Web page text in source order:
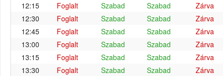
12:15
Foglalt Szabad Szabad
Zárva
12:30
Foglalt Szabad Szabad
Zárva
12:45
Foglalt Szabad Szabad
Zárva
13:00
Foglalt Szabad Szabad
Zárva
13:15
Foglalt Szabad Szabad
Zárva
13:30
Foglalt Szabad Szabad
Zárva